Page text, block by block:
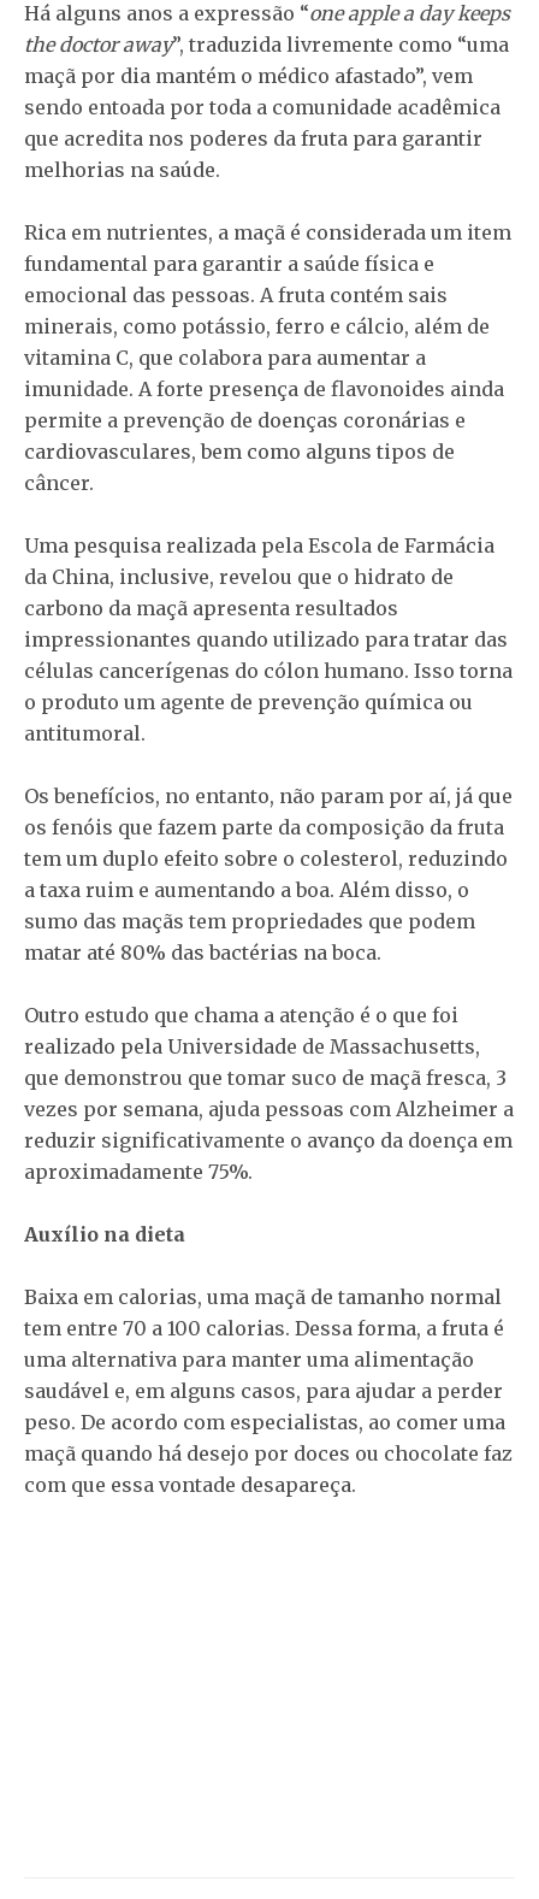
Há alguns anos a expressão “one apple a day keeps
the doctor away”, traduzida livremente como “uma
maçã por dia mantém o médico afastado”, vem
sendo entoada por toda a comunidade acadêmica
que acredita nos poderes da fruta para garantir
melhorias na saúde.
Rica em nutrientes, a maçã é considerada um item
fundamental para garantir a saúde física e
emocional das pessoas. A fruta contém sais
minerais, como potássio, ferro e cálcio, além de
vitamina C, que colabora para aumentar a
imunidade. A forte presença de flavonoides ainda
permite a prevenção de doenças coronárias e
cardiovasculares, bem como alguns tipos de
câncer.
Uma pesquisa realizada pela Escola de Farmácia
da China, inclusive, revelou que o hidrato de
carbono da maçã apresenta resultados
impressionantes quando utilizado para tratar das
células cancerígenas do cólon humano. Isso torna
o produto um agente de prevenção química ou
antitumoral.
Os benefícios, no entanto, não param por aí, já que
os fenóis que fazem parte da composição da fruta
tem um duplo efeito sobre o colesterol, reduzindo
a taxa ruim e aumentando a boa. Além disso, o
sumo das maçãs tem propriedades que podem
matar até 80% das bactérias na boca.
Outro estudo que chama a atenção é o que foi
realizado pela Universidade de Massachusetts,
que demonstrou que tomar suco de maçã fresca, 3
vezes por semana, ajuda pessoas com Alzheimer a
reduzir significativamente o avanço da doença em
aproximadamente 75%.
Auxílio na dieta
Baixa em calorias, uma maçã de tamanho normal
tem entre 70 a 100 calorias. Dessa forma, a fruta é
uma alternativa para manter uma alimentação
saudável e, em alguns casos, para ajudar a perder
peso. De acordo com especialistas, ao comer uma
maçã quando há desejo por doces ou chocolate faz
com que essa vontade desapareça.